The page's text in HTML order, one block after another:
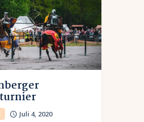
Juli 4, 2020